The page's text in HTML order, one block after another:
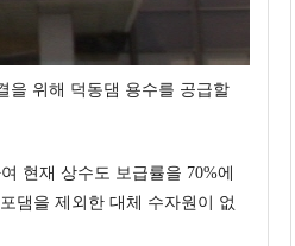
을 위해 덕동댐 용수를 공급할
현재 상수도 보급률을 70%에
댐을 제외한 대체 수자원이 없